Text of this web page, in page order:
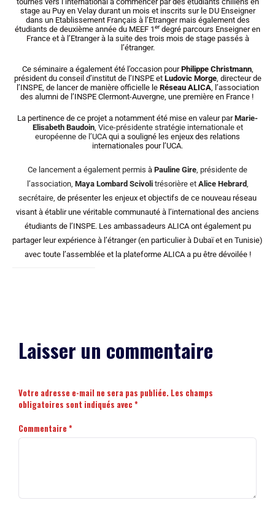
stage au Puy en Velay durant un mois et inscrits sur le DU Enseigner
dans un Etablissement Français à l’Etranger mais également des
étudiants de deuxième année du MEEF 1erdegré parcours Enseigner en
France et à l’Etranger à la suite des trois mois de stage passés à
l’étranger.
Ce séminaire a également été l’occasion pourPhilippe Christmann,
président du conseil d’institut de l’INSPE et Ludovic Morge, directeur de
l’INSPE, de lancer de manière officielle le Réseau ALICA, l’association
des alumni de l’INSPE Clermont-Auvergne, une première en France !
La pertinence de ce projet a notamment été mise en valeur parMarie-
Elisabeth Baudoin, Vice-présidente stratégie internationale et
européenne de l’UCAqui a souligné les enjeux des relations
internationales pour l’UCA.
Ce lancement a également permis à Pauline Gire, présidente de
l’association, Maya Lombard Scivoli trésorière et Alice Hebrard,
secrétaire, de présenter les enjeux et objectifs de ce nouveau réseau
visant à établir une véritable communauté à l’international des anciens
étudiants de l’INSPE. Les ambassadeurs ALICA ont également pu
partager leur expérience à l’étranger (en particulier à Dubaï et en Tunisie)
avec toute l’assemblée et la plateforme ALICA a pu être dévoilée !
Laisser un commentaire
Votre adresse e-mail ne sera pas publiée. Les champs
obligatoires sont indiqués avec *
Commentaire *